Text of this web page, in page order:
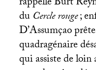
duCercle rouge;
D’Assumçao
quadragénaire
qui assiste de loin